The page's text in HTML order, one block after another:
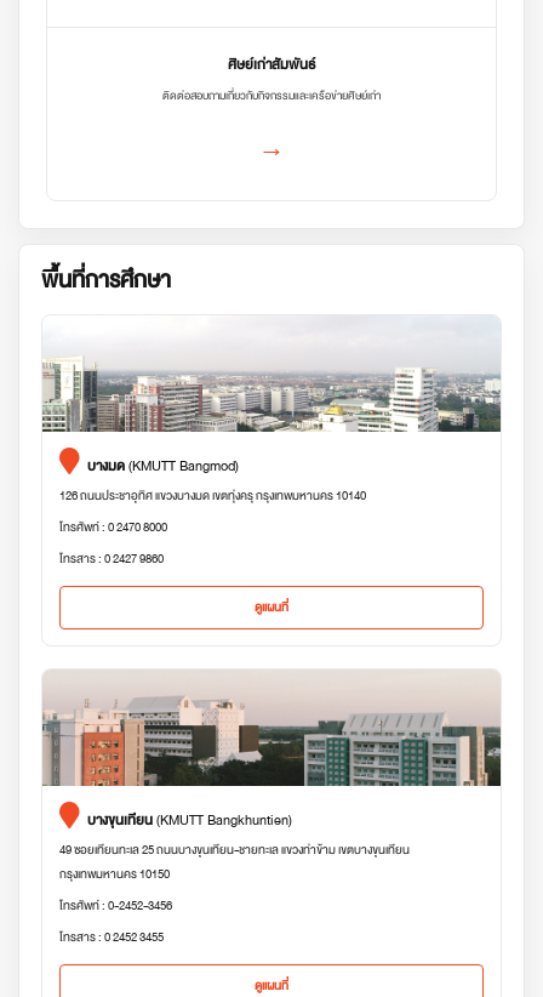
ศิษย์เก่าสัมพันธ์
ติดต่อสอบถามเกี่ยวกับกิจกรรมและเครือข่ายศิษย์เก่า
→
พื้นที่การศึกษา
บางมด(KMUTT Bangmod)
126 ถนนประชาอุทิศ แขวงบางมด เขตทุ่งครุ กรุงเทพมหานคร 10140
โทรศัพท์ : 0 2470 8000
โทรสาร : 0 2427 9860
ดูแผนที่
บางขุนเทียน(KMUTT Bangkhuntien)
49 ซอยเทียนทะเล 25 ถนนบางขุนเทียน-ชายทะเล แขวงท่าข้าม เขตบางขุนเทียน
กรุงเทพมหานคร 10150
โทรศัพท์ : 0-2452-3456
โทรสาร : 0 2452 3455
ดูแผนที่